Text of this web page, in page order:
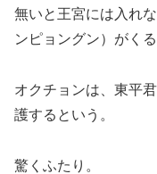
無いと王宮には入れ
ンピョングン）がくる
オクチョンは、東平
護するという。
驚くふたり。